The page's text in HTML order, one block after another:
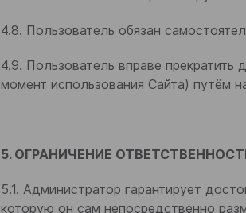
4.8. Пользователь обязан
4.9. Пользователь вправе
момент использования Сайта) путём
5. ОГРАНИЧЕНИЕ
5.1. Администратор гарантирует
которую он сам непосредственно